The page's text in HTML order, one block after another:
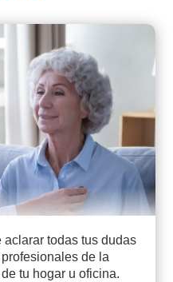
aclarar todas tus dudas
de la
tu hogar u oficina.